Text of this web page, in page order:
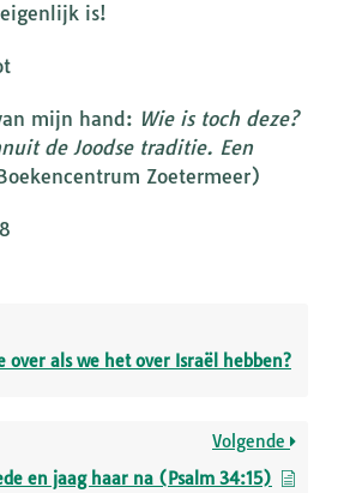
is!
mijn hand: Wie is toch deze?
de Joodse traditie. Een
Zoetermeer)
over als we het over Israël hebben?
Volgende
en jaag haar na (Psalm 34:15)